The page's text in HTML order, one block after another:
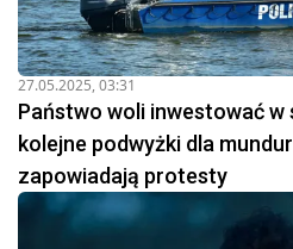
27.05.2025, 03:31
Państwo woli inwestować
kolejne podwyżki dla
zapowiadają protesty